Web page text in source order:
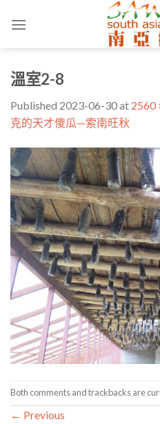
溫室2-8
Published 2023-06-30at 2560
克的天才傻瓜—索南旺秋
Both comments and trackbacks are
← Previous